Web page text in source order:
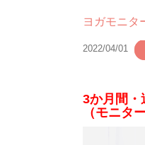
ヨガモニタ
2022/04/01
3か月間・
（モニタ